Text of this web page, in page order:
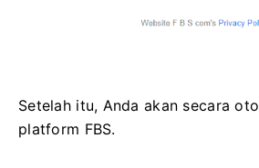
Setelah itu, Anda akan secara
platform FBS.